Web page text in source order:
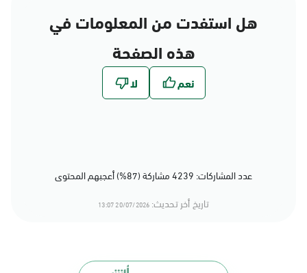
هل استفدت من المعلومات في
هذه الصفحة
عدد المشاركات: 4239 مشاركة (87%) أعجبهم المحتوى
تاريخ أخر تحديث: 20/07/2026 13:07